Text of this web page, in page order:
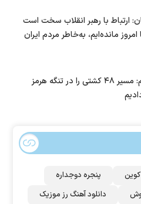
ارتباط با رهبر انقلاب سخت است
امروز مانده‌ایم، به‌خاطر مردم ایران
سنتکام: مسیر ۴۸ کشتی را در تنگه هرمز
پنجره دوجداره
دانلود آهنگ رز‌ موزیک